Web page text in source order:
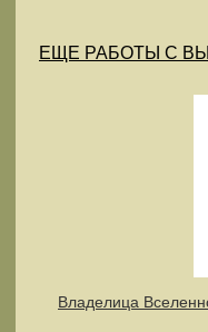
ЕЩЕ РАБОТЫ С
Владелица